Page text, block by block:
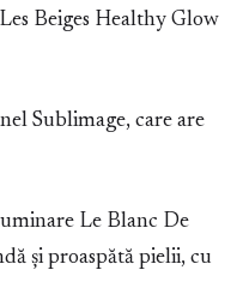
Beiges Healthy Glow
Sublimage, care are
Le Blanc De
și proaspătă pielii, cu